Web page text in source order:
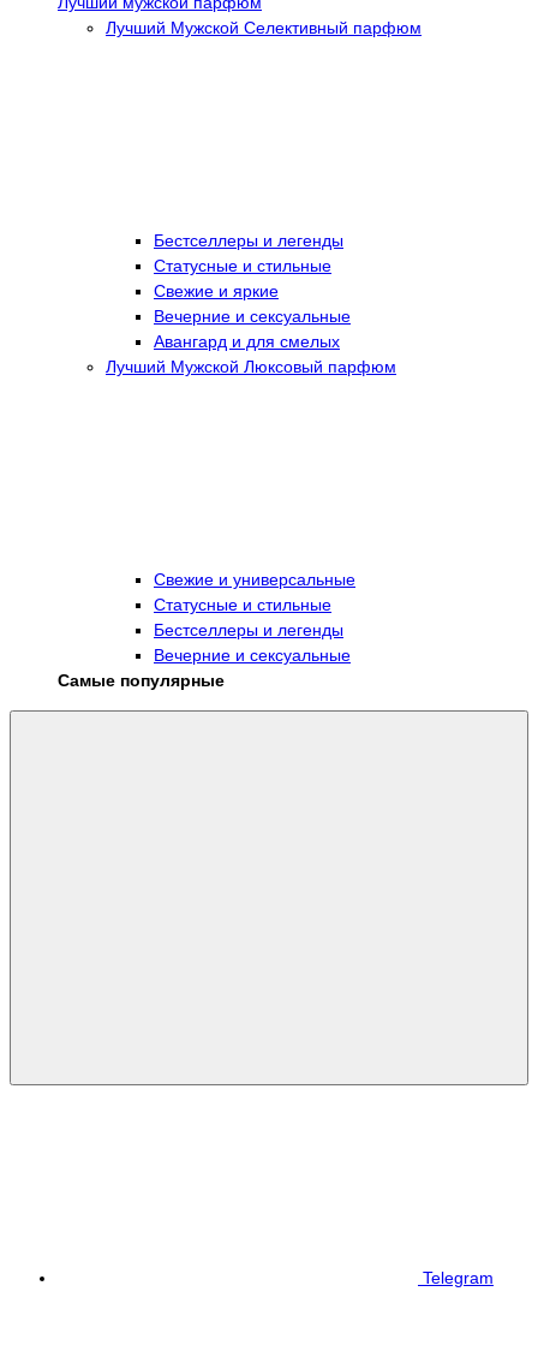
Лучший Мужской Селективный парфюм
Бестселлеры и легенды
Статусные и стильные
Свежие и яркие
Вечерние и сексуальные
Авангард и для смелых
Лучший Мужской Люксовый парфюм
Свежие и универсальные
Статусные и стильные
Бестселлеры и легенды
Вечерние и сексуальные
Самые популярные
Telegram